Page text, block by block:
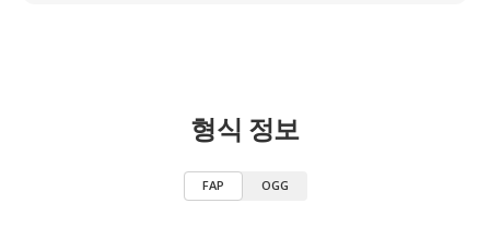
형식 정보
FAP OGG